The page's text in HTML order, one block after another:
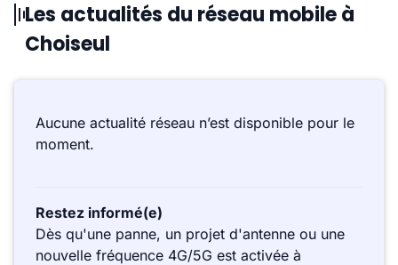
Les actualités du réseau mobile à
Choiseul
Aucune actualité réseau n’est disponible pour le
moment.
Restez informé(e)
Dès qu'une panne, un projet d'antenne ou une
nouvelle fréquence 4G/5G est activée à